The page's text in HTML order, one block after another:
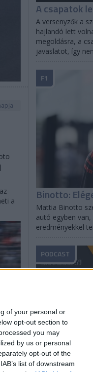
of your personal or
opt-out section to
you may
by us or personal
opt-out of the
list of downstream
a
A csapatok
A versenyzők a
hajlandó lett
megoldásra, a
javaslatot, így
Binotto:
Mattia Binotto
autó egyben
eredményekkel
F1
PODCAST